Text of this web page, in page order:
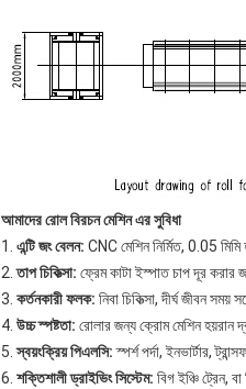
আমাদেররোল বিরচন মেশিন এর সুবিধা
1. এন্টি জং বেলন: CNC মেশিন নির্মিত, 0.05
2.তাপ চিকিত্সা: ফ্রেম কাটা ইস্পাত চাপ দূর
3. কর্তনকারী ফলক: নিবা চিকিত্সা, দীর্ঘ জীবন
4. উচ্চ স্পষ্টতা: রোলার জন্য ক্রোম মেশিন হয়রান
5.স্বয়ংক্রিয়পিএলসি:স্পর্শ পর্দা, ইনভার্টার,
6. শক্তিশালী ড্রাইভিং সিস্টেম: বিগ ইঞ্চি ট্রেন,